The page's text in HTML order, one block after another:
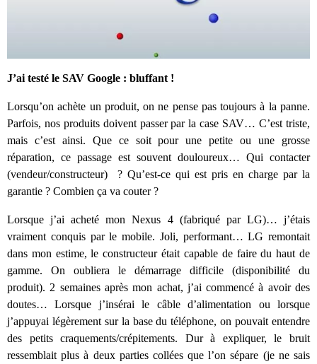
J’ai testé le SAV Google : bluffant !
Lorsqu’on achète un produit, on ne pense pas toujours à la panne.
Parfois, nos produits doivent passer par la case SAV… C’est triste,
mais c’est ainsi. Que ce soit pour une petite ou une grosse
réparation, ce passage est souvent douloureux… Qui contacter
(vendeur/constructeur) ? Qu’est-ce qui est pris en charge par la
garantie ? Combien ça va couter ?
Lorsque j’ai acheté mon Nexus 4 (fabriqué par LG)… j’étais
vraiment conquis par le mobile. Joli, performant… LG remontait
dans mon estime, le constructeur était capable de faire du haut de
gamme. On oubliera le démarrage difficile (disponibilité du
produit). 2 semaines après mon achat, j’ai commencé à avoir des
doutes… Lorsque j’insérai le câble d’alimentation ou lorsque
j’appuyai légèrement sur la base du téléphone, on pouvait entendre
des petits craquements/crépitements. Dur à expliquer, le bruit
ressemblait plus à deux parties collées que l’on sépare (je ne sais